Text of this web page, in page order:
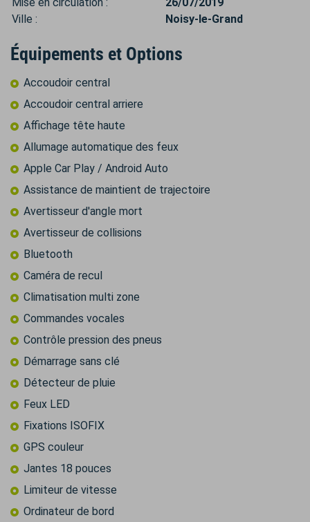
Mise en circulation :
26/07/2019
Ville :
Noisy-le-Grand
Équipements et Options
Accoudoir central
Accoudoir central arriere
Affichage tête haute
Allumage automatique des feux
Apple Car Play / Android Auto
Assistance de maintient de trajectoire
Avertisseur d'angle mort
Avertisseur de collisions
Bluetooth
Caméra de recul
Climatisation multi zone
Commandes vocales
Contrôle pression des pneus
Démarrage sans clé
Détecteur de pluie
Feux LED
Fixations ISOFIX
GPS couleur
Jantes 18 pouces
Limiteur de vitesse
Ordinateur de bord